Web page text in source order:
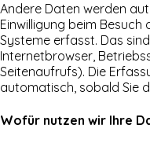
Andere Daten werden
Einwilligung beim
Systeme erfasst. Das
Internetbrowser,
Seitenaufrufs). Die
automatisch, sobald Sie
Wofür nutzen wir Ihre